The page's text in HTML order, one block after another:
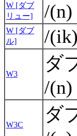
W [ダブ
リュー]
/
W [ダブ
ル]
/
W3
ダ
/(n)
W3C
ダ